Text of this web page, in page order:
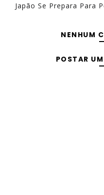
Japão Se Prepara Para
NENHUM
POSTAR